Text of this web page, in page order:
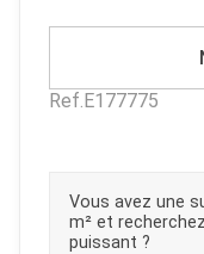
Vous avez une
m² et
puissant ?
Ref.E177775